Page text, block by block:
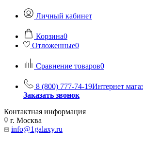
Личный кабинет
Корзина0
Отложенные0
Сравнение товаров0
8 (800) 777-74-19Интернет
Заказать звонок
Контактная информация
г. Москва
info@1galaxy.ru